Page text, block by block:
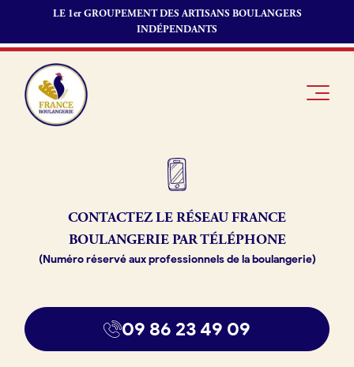
LE 1er GROUPEMENT DES ARTISANS BOULANGERS
INDÉPENDANTS
Je suis
boulanger
Je découvre
adhérer à
France
Offres
d’emploi
Fonds de
Actualités
Je suis
fournisseur
CONTACTEZ LE RÉSEAUFRANCE
BOULANGERIE PAR TÉLÉPHONE
(Numéro réservé aux professionnels de la boulangerie)
09 86 23 49 09